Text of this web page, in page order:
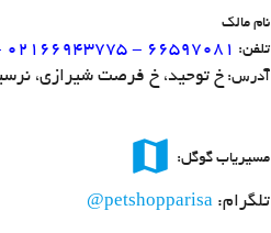
نام مالک
تلفن: 02166943775 - 66597081
آدرس: خ توحید، خ فرصت شیرازی،
مسیریاب گوگل: map
تلگرام: @petshopparisa